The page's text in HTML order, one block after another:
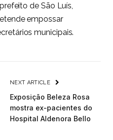
de São Luís,
empossar
municipais.
NEXT ARTICLE
Exposição Beleza Rosa
mostra ex-pacientes do
Hospital Aldenora Bello